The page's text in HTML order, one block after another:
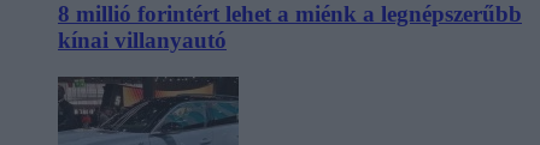
8 millió forintért lehet a miénk a legnépszerűbb
kínai villanyautó